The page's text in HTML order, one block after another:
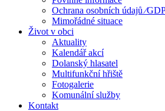
Ochrana osobních údajů
Mimořádné situace
Život v obci
Aktuality
Kalendář akcí
Dolanský hlasatel
Multifunkční hřiště
Fotogalerie
Komunální služby
Kontakt